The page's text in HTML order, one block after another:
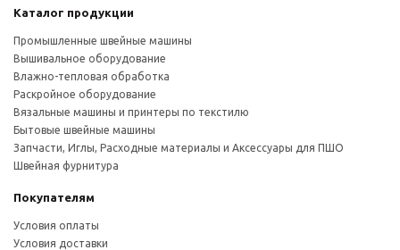
Каталог продукции
Промышленные швейные машины
Вышивальное оборудование
Влажно-тепловая обработка
Раскройное оборудование
Вязальные машины и принтеры по текстилю
Бытовые швейные машины
Запчасти, Иглы, Расходные материалы и Аксессуары для ПШО
Швейная фурнитура
Покупателям
Условия оплаты
Условия доставки